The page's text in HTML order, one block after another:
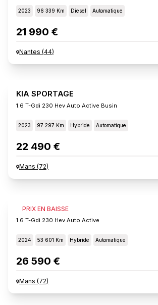
2023 96 339 Km Diesel Automatique
21 990 €
Nantes (44)
KIA SPORTAGE
1.6 T-Gdi 230 Hev Auto Active Busin
2023 97 297 Km Hybride Automatique
22 490 €
Mans (72)
PRIX EN BAISSE
KIA SPORTAGE
1.6 T-Gdi 230 Hev Auto Active
2024 53 601 Km Hybride Automatique
26 590 €
Mans (72)